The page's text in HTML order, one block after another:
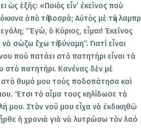
ἑξῆς: «Ποιὸς εἶν’ ἐκεῖνος ποὺ
ἀπὸ τὴ Βοσρά; Αὐτὸς μὲ τὴν λαμπρὴ
“Ἐγώ, ὁ Κύριος, εἶμαι! Ἐκεῖνος
σώζω ἔχω τὴ δύναμη”. Γιατί εἶναι
ποὺ πατάει στὸ πατητήρι εἶναι τὰ
πατητήρι. Κανένας δὲν μὲ
θυμό μου τοὺς ποδοπάτησα καὶ
Ἔτσι τὸ αἷμα τους κηλίδωσε τὰ
μου. Στὸν νοῦ μου εἶχα νὰ ἐκδικηθῶ
ἡ χρονιὰ γιὰ νὰ λυτρώσω τὸν λαό